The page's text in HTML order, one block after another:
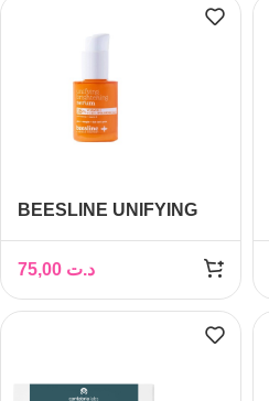
BEESLINE UNIFYING
30ML
د.ت